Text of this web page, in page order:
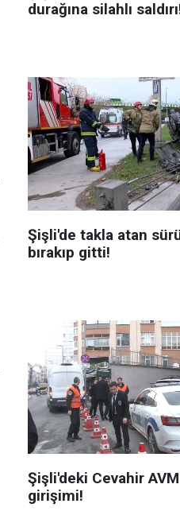
durağına silahlı
Şişli'de takla atan
bırakıp gitti!
Şişli'deki Cevahir
girişimi!